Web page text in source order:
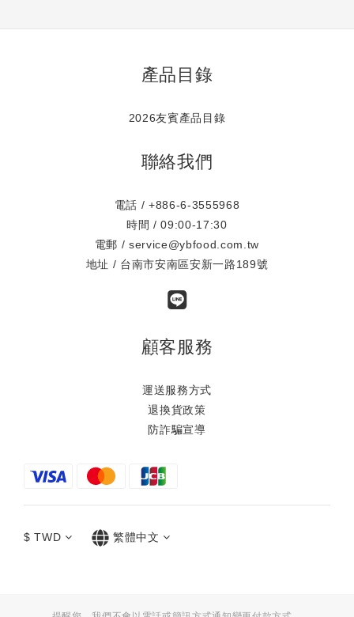
產品目錄
2026友賓產品目錄
聯絡我們
電話 / +886-6-3555968
時間 / 09:00-17:30
電郵 / service@ybfood.com.tw
地址 / 台南市安南區安新一路189號
顧客服務
運送服務方式
退換貨政策
防詐騙宣導
$ TWD 繁體中文